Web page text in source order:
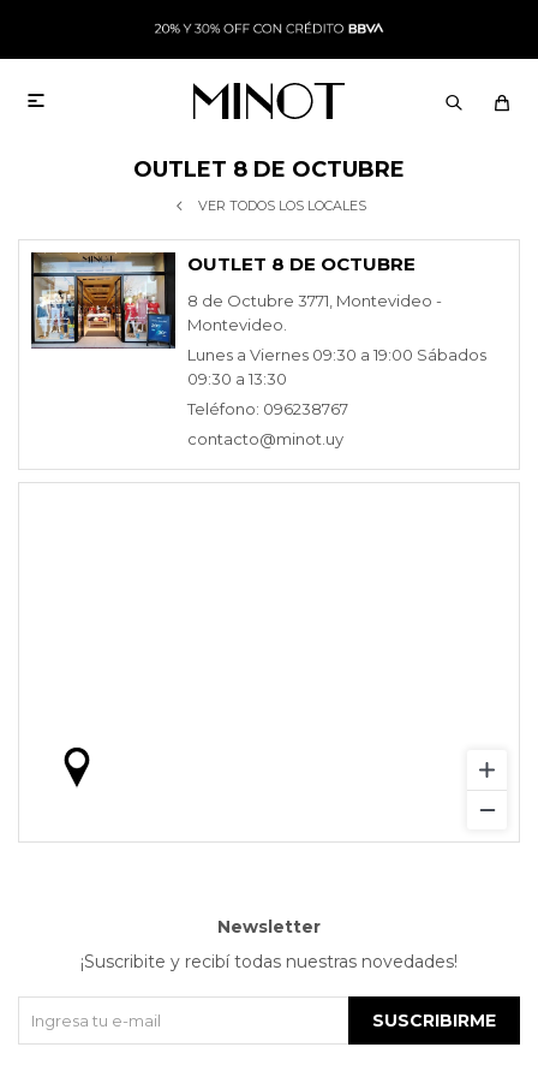

OUTLET 8 DE OCTUBRE
VER TODOS LOS LOCALES
OUTLET 8 DE OCTUBRE
8 de Octubre 3771, Montevideo -
Montevideo.
Lunes a Viernes 09:30 a 19:00 Sábados
09:30 a 13:30
Teléfono: 096238767
contacto@minot.uy
Newsletter
¡Suscribite y recibí todas nuestras novedades!
SUSCRIBIRME